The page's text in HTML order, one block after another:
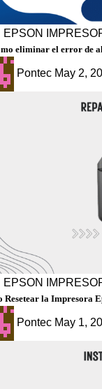
EPSON
eliminar el error de
Pontec May 2,
EPSON
Resetear la Impresora
Pontec May 1,